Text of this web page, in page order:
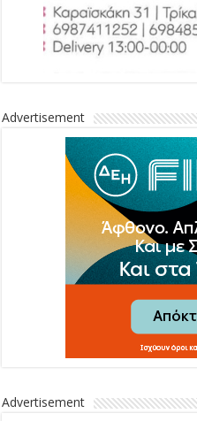
Advertisement
Advertisement